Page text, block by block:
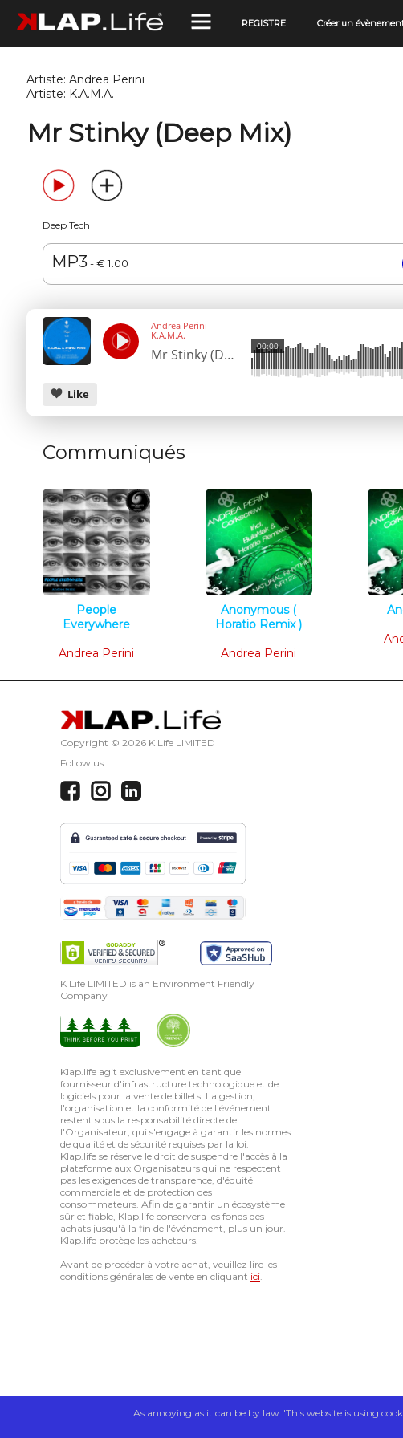
REGISTRE Créer un
Artiste:Andrea Perini
Artiste: K.A.M.A.
Mr Stinky (Deep Mix)
Deep Tech
MP3 - € 1.00
Andrea Perini
K.A.M.A.
Mr Stinky (Deep Mix) 00:00
Like
Communiqués
People
Everywhere
Andrea Perini
Anonymous (
Horatio Remix )
Andrea Perini
Copyright © 2026 K Life LIMITED
Follow us:
K Life LIMITED is an Environment Friendly
Company
Klap.life agit exclusivement en tant que
fournisseur d'infrastructure technologique et de
logiciels pour la vente de billets. La gestion,
l'organisation et la conformité de l'événement
restent sous la responsabilité directe de
l'Organisateur, qui s'engage à garantir les normes
de qualité et de sécurité requises par la loi.
Klap.life se réserve le droit de suspendre l'accès à la
plateforme aux Organisateurs qui ne respectent
pas les exigences de transparence, d'équité
commerciale et de protection des
consommateurs. Afin de garantir un écosystème
sûr et fiable, Klap.life conservera les fonds des
achats jusqu'à la fin de l'événement, plus un jour.
Klap.life protège les acheteurs.
Avant de procéder à votre achat, veuillez lire les
conditions générales de vente en cliquant ici.
As annoying as it can be by law "This website is using